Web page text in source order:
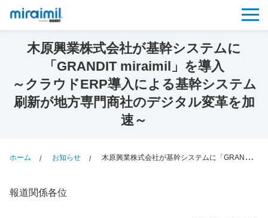
木原興業株式会社が基幹システムに
「GRANDIT miraimil」を導入
～クラウドERP導入による基幹システム
刷新が地方専門商社のデジタル変革を加
速～
ホーム お知らせ 木原興業株式会社が基幹システムに「GRANDIT miraimil」を導入～クラウドERP導入による基幹システム刷新が地方専門商社のデジタル変革を加速～
報道関係各位